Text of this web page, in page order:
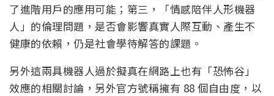
了進階用戶的應用可能；第三，「情感陪伴人形機器
人」的倫理問題，是否會影響真實人際互動、產生不
健康的依賴，仍是社會學待解答的課題。
另外這兩具機器人過於擬真在網路上也有「恐怖谷」
效應的相關討論，另外官方號稱擁有 88 個自由度，以